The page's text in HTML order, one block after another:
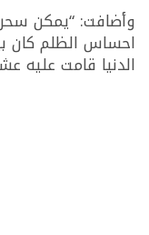
وأضافت: “يمكن
احساس الظلم كان
الدنيا قامت عليه